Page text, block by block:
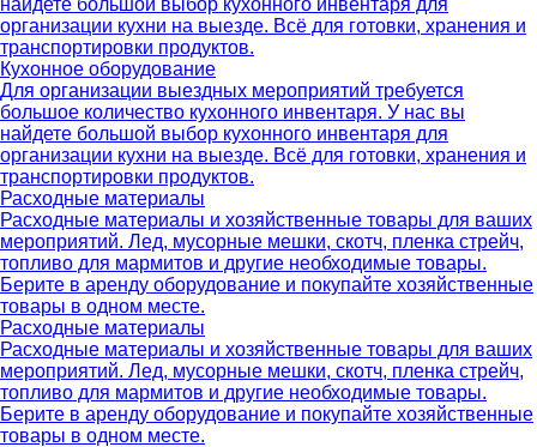
организации кухни на выезде. Всё для готовки, хранения и
транспортировки продуктов.
Кухонное оборудование
Для организации выездных мероприятий требуется
большое количество кухонного инвентаря. У нас вы
найдете большой выбор кухонного инвентаря для
организации кухни на выезде. Всё для готовки, хранения и
транспортировки продуктов.
Расходные материалы
Расходные материалы и хозяйственные товары для ваших
мероприятий. Лед, мусорные мешки, скотч, пленка стрейч,
топливо для мармитов и другие необходимые товары.
Берите в аренду оборудование и покупайте хозяйственные
товары в одном месте.
Расходные материалы
Расходные материалы и хозяйственные товары для ваших
мероприятий. Лед, мусорные мешки, скотч, пленка стрейч,
топливо для мармитов и другие необходимые товары.
Берите в аренду оборудование и покупайте хозяйственные
товары в одном месте.